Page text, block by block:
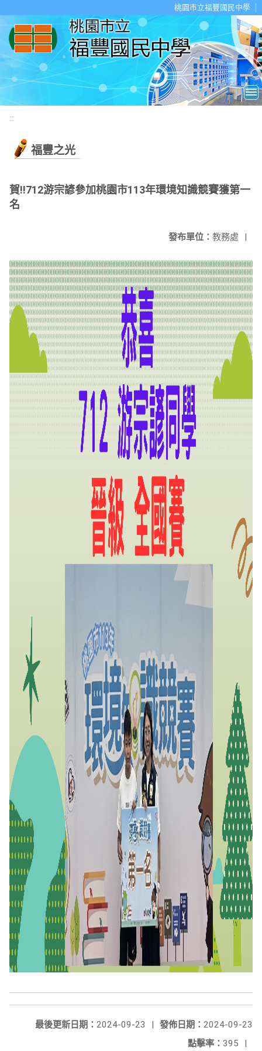
桃園市立福豐國民中學
:::
福豐之光
賀!!712游宗諺參加桃園市113年環境知識競賽獲第一
名
發布單位： 教務處 |
發佈日期： 2024-09-23
最後更新日期： 2024-09-23
|
點擊率： 395 |